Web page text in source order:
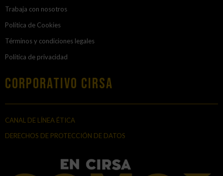
Trabaja con nosotros
Política de Cookies
Términos y condiciones legales
Política de privacidad
Corporativo Cirsa
CANAL DE LÍNEA ÉTICA
DERECHOS DE PROTECCIÓN DE DATOS